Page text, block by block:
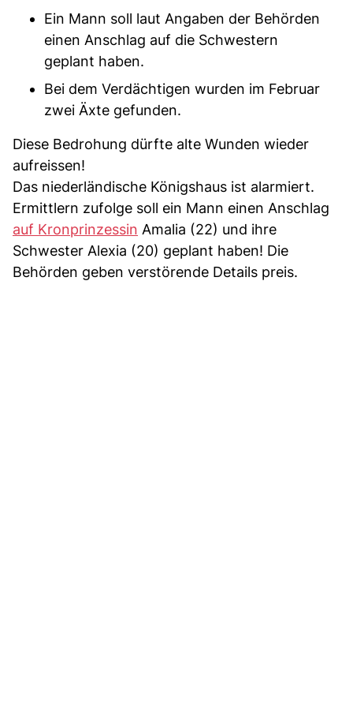
Ein Mann soll laut Angaben der Behörden
einen Anschlag auf die Schwestern
geplant haben.
Bei dem Verdächtigen wurden im Februar
zwei Äxte gefunden.
Diese Bedrohung dürfte alte Wunden wieder
aufreissen!
Das niederländische Königshaus ist alarmiert.
Ermittlern zufolge soll ein Mann einen Anschlag
auf Kronprinzessin Amalia (22) und ihre
Schwester Alexia (20) geplant haben! Die
Behörden geben verstörende Details preis.